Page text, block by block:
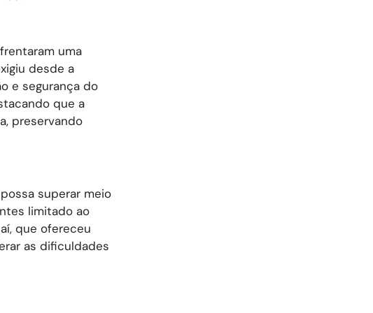
uma
desde a
e segurança do
que a
preservando
superar meio
limitado ao
que ofereceu
as dificuldades